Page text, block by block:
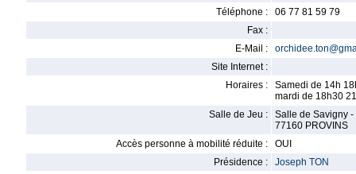
Téléphone :
06 77 81 59 79
Fax :
E-Mail :
Site Internet :
Horaires :
Samedi de 14h
mardi de 18h30
Salle de Jeu :
Salle de Savigny -
77160 PROVINS
Accès personne à mobilité réduite :
OUI
Présidence :
Joseph TON